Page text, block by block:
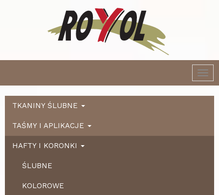
TKANINY ŚLUBNE
TAŚMY I APLIKACJE
HAFTY I KORONKI
ŚLUBNE
KOLOROWE